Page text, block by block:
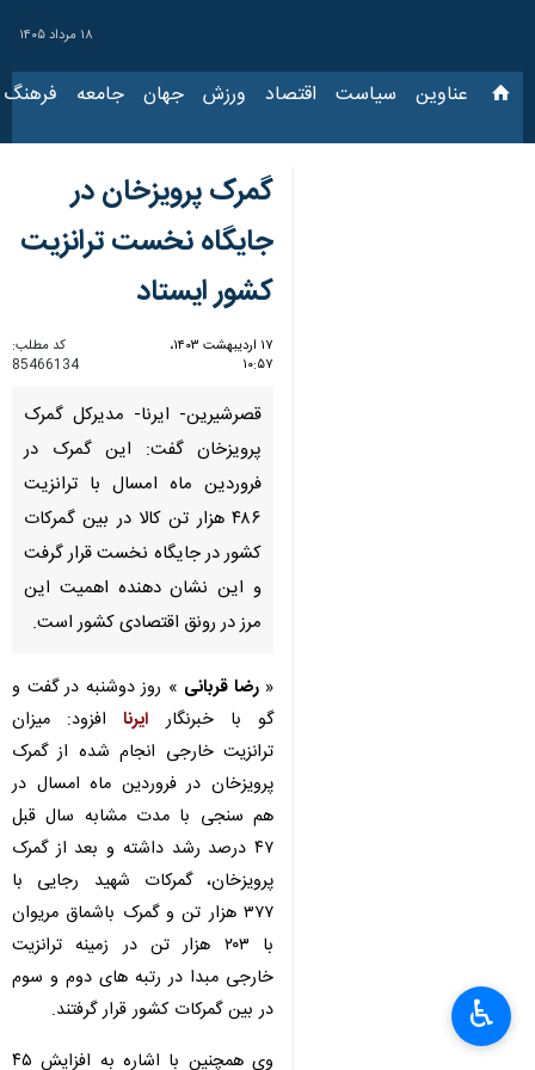
۱۸ مرداد ۱۴۰۵
عناوین‌ سیاست اقتصاد ورزش جهان جامعه فرهنگ
گمرک پرویزخان در
جایگاه نخست ترانزیت
کشور ایستاد
۱۷ اردیبهشت ۱۴۰۳،
۱۰:۵۷
کد مطلب:
85466134
قصرشیرین- ایرنا- مدیرکل گمرک
پرویزخان گفت: این گمرک در
فروردین ماه امسال با ترانزیت
۴۸۶ هزار تن کالا در بین گمرکات
کشور در جایگاه نخست قرار گرفت
و این نشان دهنده اهمیت این
مرز در رونق اقتصادی کشور است.
«رضا قربانی » روز دوشنبه در گفت و
گو با خبرنگار ایرنا
افزود: میزان
ترانزیت خارجی انجام شده از گمرک
پرویزخان در فروردین ماه امسال در
هم سنجی با مدت مشابه سال قبل
۴۷ درصد رشد داشته و بعد از گمرک
پرویزخان، گمرکات شهید رجایی با
۳۷۷ هزار تن و گمرک باشماق مریوان
با ۲۰۳ هزار تن در زمینه ترانزیت
خارجی مبدا در رتبه های دوم و سوم
در بین گمرکات کشور قرار گرفتند.
وی همچنین با اشاره به افزایش ۴۵
♿︎